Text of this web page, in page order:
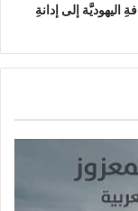
إلى إدانةِ